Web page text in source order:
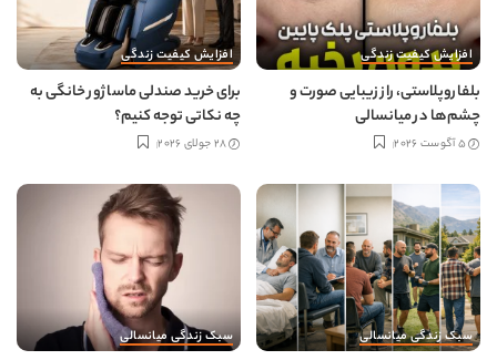
افزایش کیفیت زندگی
بلفاروپلاستی، راز زیبایی صورت و
چشم‌ها در میانسالی
5 آگوست 2026
افزایش کیفیت زندگی
برای خرید صندلی ماساژور خانگی به
چه نکاتی توجه کنیم؟
28 جولای 2026
سبک زندگی میانسالی سبک زندگی میانسالی